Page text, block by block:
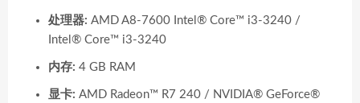
处理器: AMD A8-7600 Intel® Core™ i3-3240 /
Intel® Core™ i3-3240
内存: 4 GB RAM
显卡: AMD Radeon™ R7 240 / NVIDIA® GeForce®